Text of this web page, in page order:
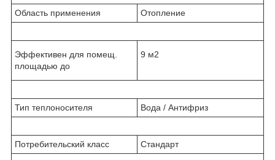
Область применения Отопление
Эффективен для помещ.
площадью до
9 м2
Тип теплоносителя Вода / Антифриз
Потребительский класс Стандарт